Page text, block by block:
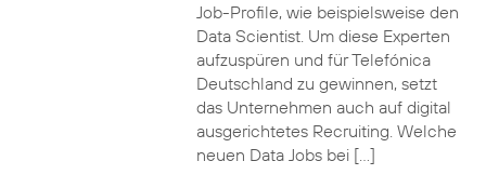
Job-Profile, wie beispielsweise den
Data Scientist. Um diese Experten
aufzuspüren und für Telefónica
Deutschland zu gewinnen, setzt
das Unternehmen auch auf digital
ausgerichtetes Recruiting. Welche
neuen Data Jobs bei […]